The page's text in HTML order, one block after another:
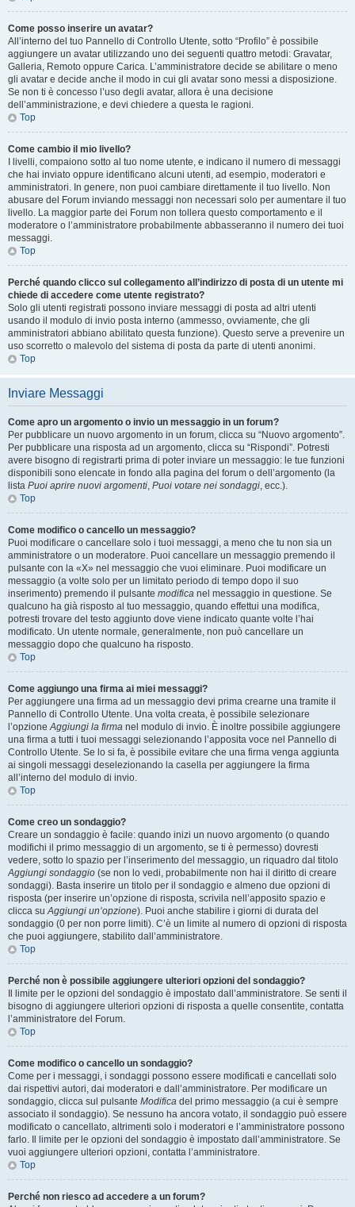
Come posso inserire un avatar?
All’interno del tuo Pannello di Controllo Utente, sotto “Profilo” è possibile
aggiungere un avatar utilizzando uno dei seguenti quattro metodi: Gravatar,
Galleria, Remoto oppure Carica. L’amministratore decide se abilitare o meno
gli avatar e decide anche il modo in cui gli avatar sono messi a disposizione.
Se non ti è concesso l’uso degli avatar, allora è una decisione
dell’amministrazione, e devi chiedere a questa le ragioni.
Top
Come cambio il mio livello?
I livelli, compaiono sotto al tuo nome utente, e indicano il numero di messaggi
che hai inviato oppure identificano alcuni utenti, ad esempio, moderatori e
amministratori. In genere, non puoi cambiare direttamente il tuo livello. Non
abusare del Forum inviando messaggi non necessari solo per aumentare il tuo
livello. La maggior parte dei Forum non tollera questo comportamento e il
moderatore o l’amministratore probabilmente abbasseranno il numero dei tuoi
messaggi.
Top
Perché quando clicco sul collegamento all’indirizzo di posta di un utente mi
chiede di accedere come utente registrato?
Solo gli utenti registrati possono inviare messaggi di posta ad altri utenti
usando il modulo di invio posta interno (ammesso, ovviamente, che gli
amministratori abbiano abilitato questa funzione). Questo serve a prevenire un
uso scorretto o malevolo del sistema di posta da parte di utenti anonimi.
Top
Inviare Messaggi
Come apro un argomento o invio un messaggio in un forum?
Per pubblicare un nuovo argomento in un forum, clicca su “Nuovo argomento”.
Per pubblicare una risposta ad un argomento, clicca su “Rispondi”. Potresti
avere bisogno di registrarti prima di poter inviare un messaggio: le tue funzioni
disponibili sono elencate in fondo alla pagina del forum o dell’argomento (la
lista Puoi aprire nuovi argomenti, Puoi votare nei sondaggi, ecc.).
Top
Come modifico o cancello un messaggio?
Puoi modificare o cancellare solo i tuoi messaggi, a meno che tu non sia un
amministratore o un moderatore. Puoi cancellare un messaggio premendo il
pulsante con la «X» nel messaggio che vuoi eliminare. Puoi modificare un
messaggio (a volte solo per un limitato periodo di tempo dopo il suo
inserimento) premendo il pulsante modifica nel messaggio in questione. Se
qualcuno ha già risposto al tuo messaggio, quando effettui una modifica,
potresti trovare del testo aggiunto dove viene indicato quante volte l’hai
modificato. Un utente normale, generalmente, non può cancellare un
messaggio dopo che qualcuno ha risposto.
Top
Come aggiungo una firma ai miei messaggi?
Per aggiungere una firma ad un messaggio devi prima crearne una tramite il
Pannello di Controllo Utente. Una volta creata, è possibile selezionare
l’opzioneAggiungi la firma nel modulo di invio. È inoltre possibile aggiungere
una firma a tutti i tuoi messaggi selezionando l’apposita voce nel Pannello di
Controllo Utente. Se lo si fa, è possibile evitare che una firma venga aggiunta
ai singoli messaggi deselezionando la casella per aggiungere la firma
all’interno del modulo di invio.
Top
Come creo un sondaggio?
Creare un sondaggio è facile: quando inizi un nuovo argomento (o quando
modifichi il primo messaggio di un argomento, se ti è permesso) dovresti
vedere, sotto lo spazio per l’inserimento del messaggio, un riquadro dal titolo
Aggiungi sondaggio (se non lo vedi, probabilmente non hai il diritto di creare
sondaggi). Basta inserire un titolo per il sondaggio e almeno due opzioni di
risposta (per inserire un’opzione di risposta, scrivila nell’apposito spazio e
clicca suAggiungi un’opzione). Puoi anche stabilire i giorni di durata del
sondaggio (0 per non porre limiti). C’è un limite al numero di opzioni di risposta
che puoi aggiungere, stabilito dall’amministratore.
Top
Perché non è possibile aggiungere ulteriori opzioni del sondaggio?
Il limite per le opzioni del sondaggio è impostato dall’amministratore. Se senti il
bisogno di aggiungere ulteriori opzioni di risposta a quelle consentite, contatta
l’amministratore del Forum.
Top
Come modifico o cancello un sondaggio?
Come per i messaggi, i sondaggi possono essere modificati e cancellati solo
dai rispettivi autori, dai moderatori e dall’amministratore. Per modificare un
sondaggio, clicca sul pulsante Modifica del primo messaggio (a cui è sempre
associato il sondaggio). Se nessuno ha ancora votato, il sondaggio può essere
modificato o cancellato, altrimenti solo i moderatori e l’amministratore possono
farlo. Il limite per le opzioni del sondaggio è impostato dall’amministratore. Se
vuoi aggiungere ulteriori opzioni, contatta l’amministratore.
Top
Perché non riesco ad accedere a un forum?